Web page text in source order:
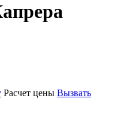
Расчет цены Вызвать